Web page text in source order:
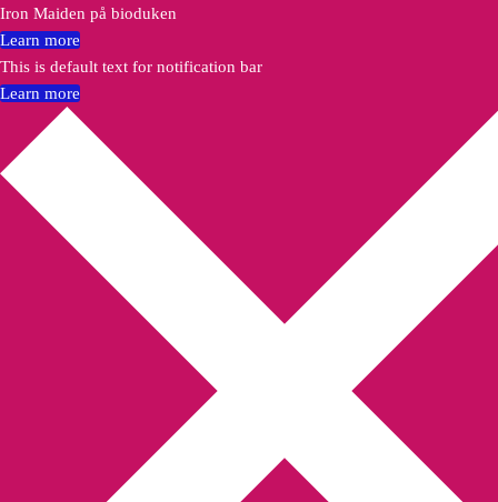
Iron Maiden på bioduken
Learn more
This is default text for notification bar
Learn more